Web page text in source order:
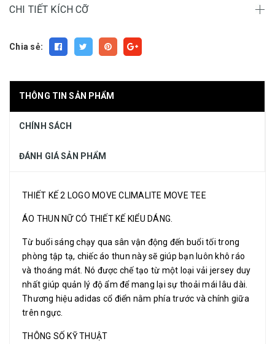
CHI TIẾT KÍCH CỠ
Chia sẻ:
THÔNG TIN SẢN PHẨM
CHÍNH SÁCH
ĐÁNH GIÁ SẢN PHẨM
THIẾT KẾ 2 LOGO MOVE CLIMALITE MOVE TEE
ÁO THUN NỮ CÓ THIẾT KẾ KIỂU DÁNG.
Từ buổi sáng chạy qua sân vận động đến buổi tối trong
phòng tập tạ, chiếc áo thun này sẽ giúp bạn luôn khô ráo
và thoáng mát. Nó được chế tạo từ một loại vải jersey duy
nhất giúp quản lý độ ẩm để mang lại sự thoải mái lâu dài.
Thương hiệu adidas cổ điển nằm phía trước và chính giữa
trên ngực.
THÔNG SỐ KỸ THUẬT